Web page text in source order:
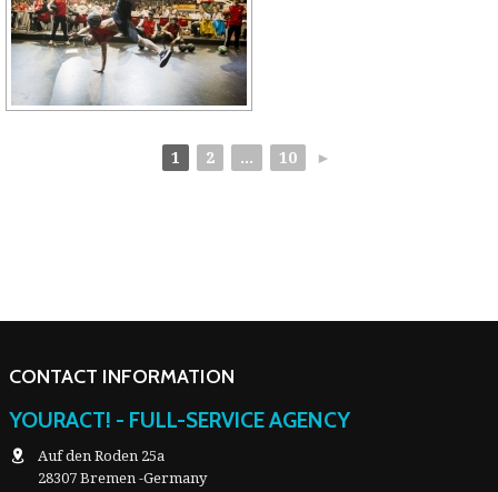
1 2 ... 10 ►
CONTACT INFORMATION
YOURACT! - FULL-SERVICE AGENCY
Auf den Roden 25a
28307 Bremen -Germany